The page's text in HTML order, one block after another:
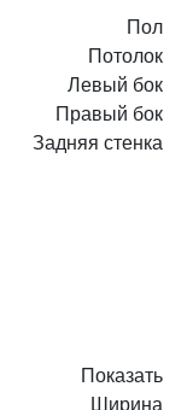
Пол
Потолок
Левый бок
Правый бок
Задняя стенка
Показать
Ширина